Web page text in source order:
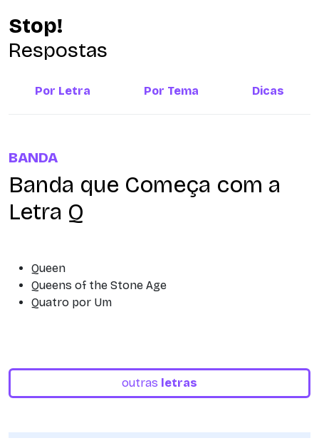
Stop!
Respostas
Por Letra Por Tema Dicas
BANDA
Banda que Começa com a
Letra Q
Queen
Queens of the Stone Age
Quatro por Um
outras letras